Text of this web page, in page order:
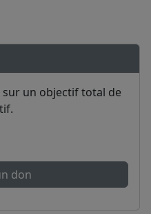
sur un objectif total de
don